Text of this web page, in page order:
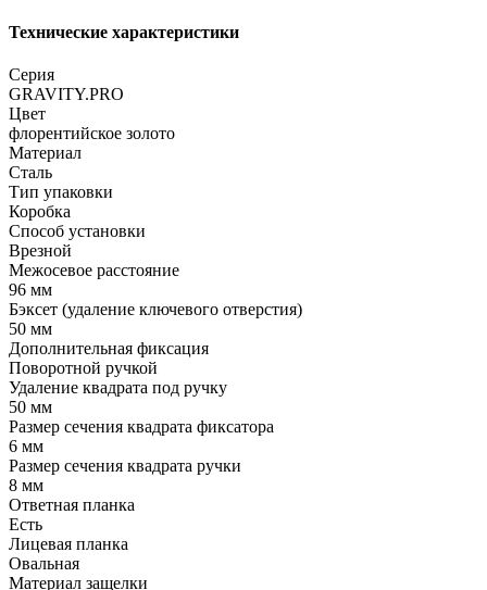
Технические характеристики
Серия
GRAVITY.PRO
Цвет
флорентийское золото
Материал
Сталь
Тип упаковки
Коробка
Способ установки
Врезной
Межосевое расстояние
96 мм
Бэксет (удаление ключевого отверстия)
50 мм
Дополнительная фиксация
Поворотной ручкой
Удаление квадрата под ручку
50 мм
Размер сечения квадрата фиксатора
6 мм
Размер сечения квадрата ручки
8 мм
Ответная планка
Есть
Лицевая планка
Овальная
Материал защелки